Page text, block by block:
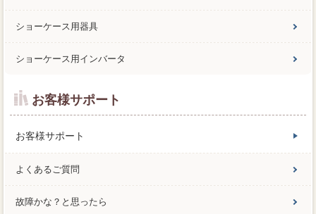
ショーケース用器具
ショーケース用インバータ
お客様サポート
お客様サポート
よくあるご質問
故障かな？と思ったら